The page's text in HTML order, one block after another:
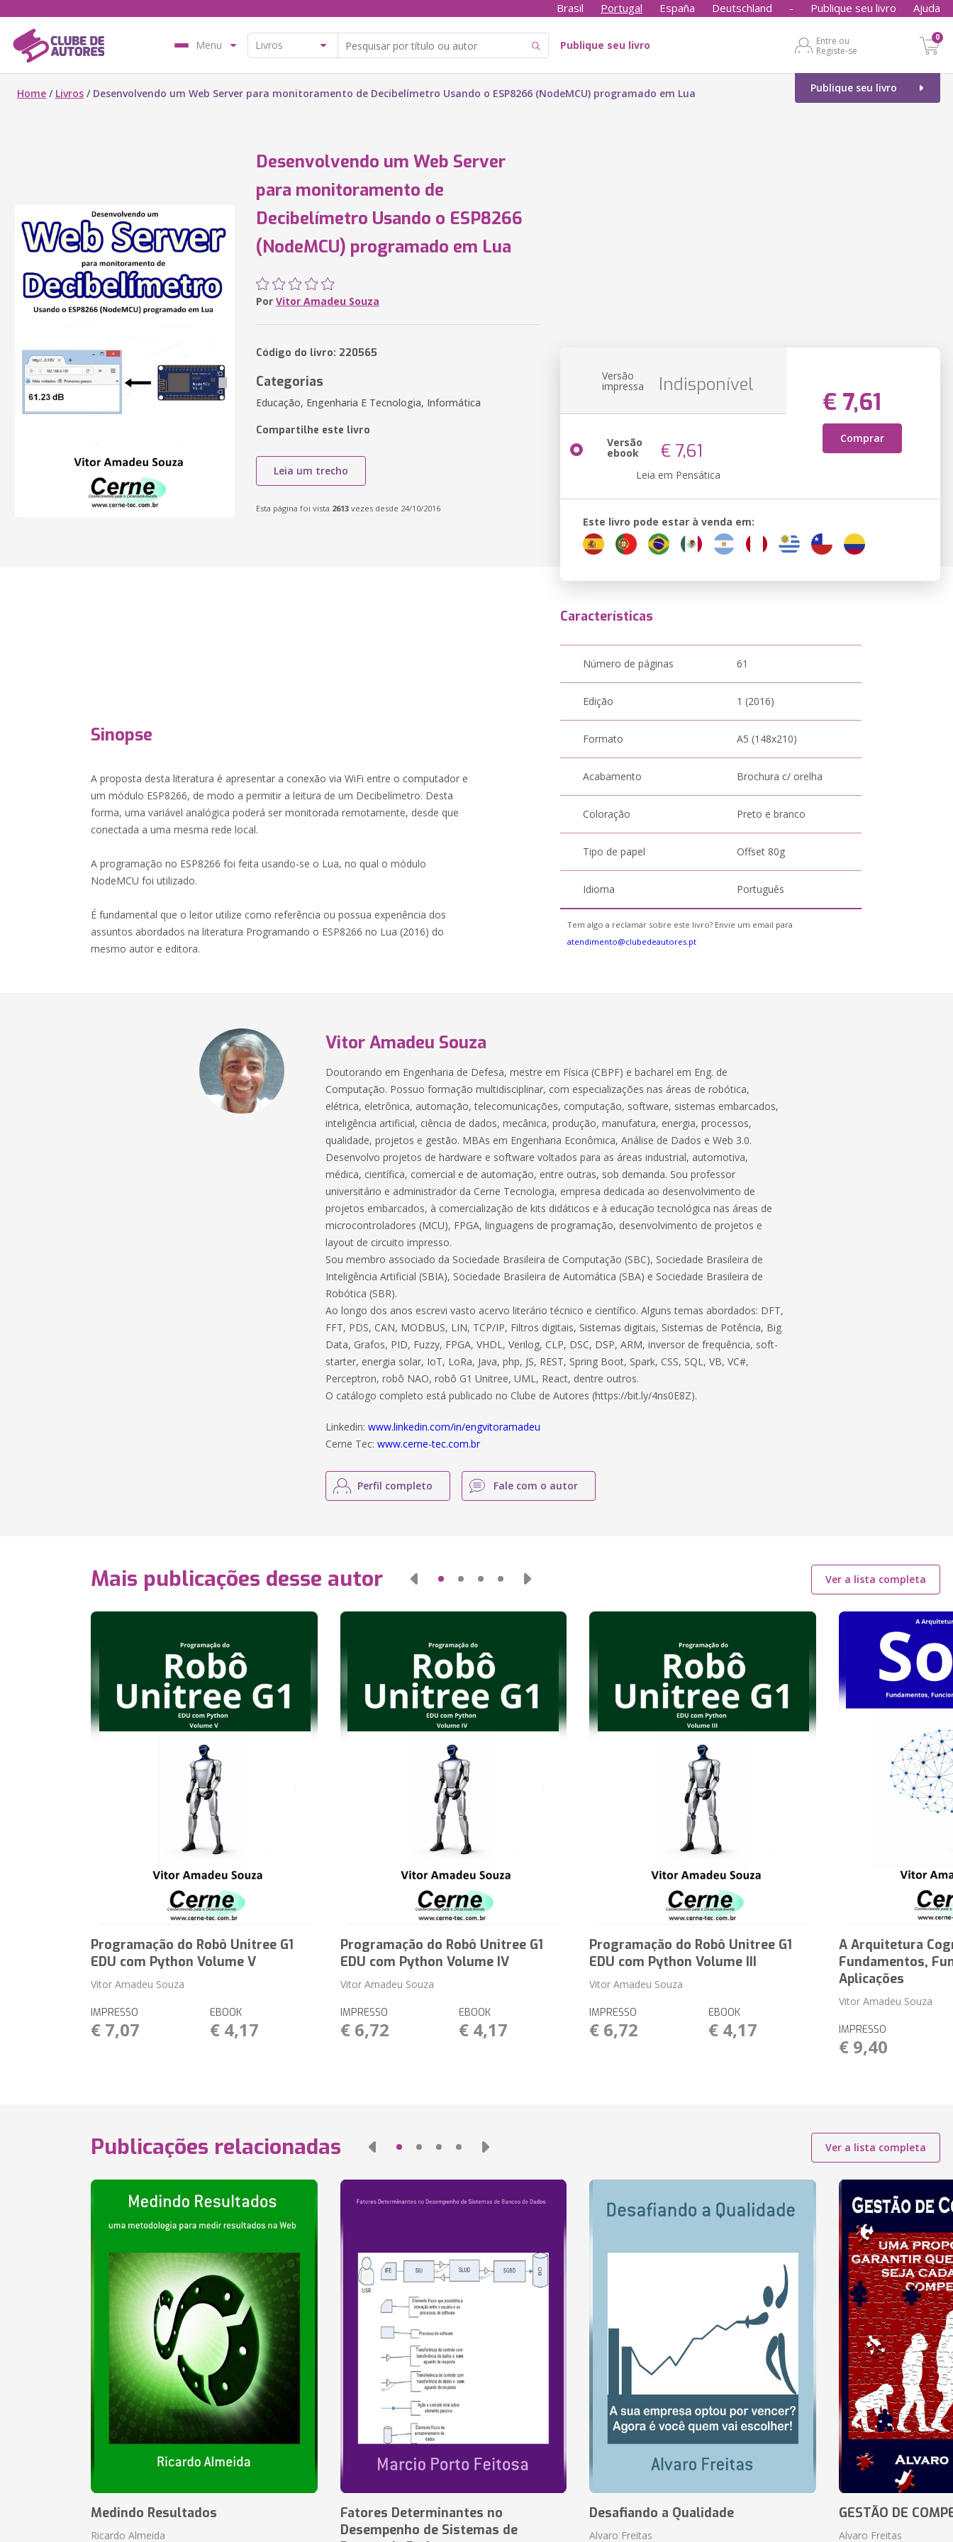
Brasil Portugal España Deutschland - Publique seu livro Ajuda
Menu Publique seu livro
Entre ou
Registe-se
0
Publique seu livro
Home / Livros / Desenvolvendo um Web Server para monitoramento de Decibelímetro Usando o ESP8266 (NodeMCU) programado em Lua
Desenvolvendo um Web Server
para monitoramento de
Decibelímetro Usando o ESP8266
(NodeMCU) programado em Lua
Por Vitor Amadeu Souza
Código do livro: 220565
Categorias
Educação, Engenharia E Tecnologia, Informática
Compartilhe este livro
Leia um trecho
Esta página foi vista 2613 vezes desde 24/10/2016
Versão
impressa Indisponível
€ 7,61
Comprar
Versão
ebook € 7,61
Leia em Pensática
Este livro pode estar à venda em:
Sinopse
A proposta desta literatura é apresentar a conexão via WiFi entre o computador e
um módulo ESP8266, de modo a permitir a leitura de um Decibelímetro. Desta
forma, uma variável analógica poderá ser monitorada remotamente, desde que
conectada a uma mesma rede local.
A programação no ESP8266 foi feita usando-se o Lua, no qual o módulo
NodeMCU foi utilizado.
É fundamental que o leitor utilize como referência ou possua experiência dos
assuntos abordados na literatura Programando o ESP8266 no Lua (2016) do
mesmo autor e editora.
Características
Número de páginas 61
Edição 1 (2016)
Formato A5 (148x210)
Acabamento Brochura c/ orelha
Coloração Preto e branco
Tipo de papel Offset 80g
Idioma Português
Tem algo a reclamar sobre este livro? Envie um email para
atendimento@clubedeautores.pt
Vitor Amadeu Souza
Doutorando em Engenharia de Defesa, mestre em Física (CBPF) e bacharel em Eng. de
Computação. Possuo formação multidisciplinar, com especializações nas áreas de robótica,
elétrica, eletrônica, automação, telecomunicações, computação, software, sistemas embarcados,
inteligência artificial, ciência de dados, mecânica, produção, manufatura, energia, processos,
qualidade, projetos e gestão. MBAs em Engenharia Econômica, Análise de Dados e Web 3.0.
Desenvolvo projetos de hardware e software voltados para as áreas industrial, automotiva,
médica, científica, comercial e de automação, entre outras, sob demanda. Sou professor
universitário e administrador da Cerne Tecnologia, empresa dedicada ao desenvolvimento de
projetos embarcados, à comercialização de kits didáticos e à educação tecnológica nas áreas de
microcontroladores (MCU), FPGA, linguagens de programação, desenvolvimento de projetos e
layout de circuito impresso.
Sou membro associado da Sociedade Brasileira de Computação (SBC), Sociedade Brasileira de
Inteligência Artificial (SBIA), Sociedade Brasileira de Automática (SBA) e Sociedade Brasileira de
Robótica (SBR).
Ao longo dos anos escrevi vasto acervo literário técnico e científico. Alguns temas abordados: DFT,
FFT, PDS, CAN, MODBUS, LIN, TCP/IP, Filtros digitais, Sistemas digitais, Sistemas de Potência, Big
Data, Grafos, PID, Fuzzy, FPGA, VHDL, Verilog, CLP, DSC, DSP, ARM, inversor de frequência, soft-
starter, energia solar, IoT, LoRa, Java, php, JS, REST, Spring Boot, Spark, CSS, SQL, VB, VC#,
Perceptron, robô NAO, robô G1 Unitree, UML, React, dentre outros.
O catálogo completo está publicado no Clube de Autores (https://bit.ly/4ns0E8Z).
Linkedin:www.linkedin.com/in/engvitoramadeu
Cerne Tec:www.cerne-tec.com.br
Perfil completo Fale com o autor
Mais publicações desse autor Ver a lista completa
Programação do Robô Unitree G1
EDU com Python Volume V
Vitor Amadeu Souza
IMPRESSO
€ 7,07
EBOOK
€ 4,17
Programação do Robô Unitree G1
EDU com Python Volume IV
Vitor Amadeu Souza
IMPRESSO
€ 6,72
EBOOK
€ 4,17
Programação do Robô Unitree G1
EDU com Python Volume III
Vitor Amadeu Souza
IMPRESSO
€ 6,72
EBOOK
€ 4,17
A Arquitetura
Fundamentos,
Aplicações
Vitor Amadeu Souza
IMPRESSO
€ 9,40
Publicações relacionadas Ver a lista completa
Medindo Resultados
Ricardo Almeida
Fatores Determinantes no
Desempenho de Sistemas de
Desafiando a Qualidade
Alvaro Freitas
GESTÃO DE
Alvaro Freitas